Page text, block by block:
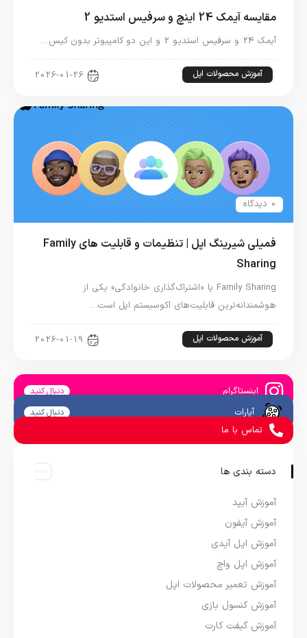
مقایسه آیمک 24 اینچ و سرفیس استدیو 2
آیمک 24 و سرفیس استدیو 2 و این دو کامپیوتر بدون کیس…
آموزش محصولات اپل 2026-01-26
0 دیدگاه
فمیلی شیرینگ اپل | تنظیمات و قابلیت های Family
Sharing
Family Sharing یا «اشتراک‌گذاری خانوادگی» یکی از
هوشمندانه‌ترین قابلیت‌های اکوسیستم اپل است…
آموزش محصولات اپل 2026-01-19
اینستاگرام دنبال کنید
آپارات دنبال کنید
تماس با ما
دسته بندی ها
آموزش آیپد
آموزش آیفون
آموزش اپل آیدی
آموزش اپل واچ
آموزش تعمیر محصولات اپل
آموزش کنسول بازی
آموزش گیفت کارت